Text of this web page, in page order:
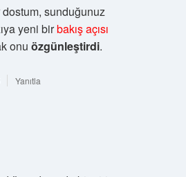
dostum, sunduğunuz
yeni birbakış açısı
onu özgünleştirdi.
Yanıtla